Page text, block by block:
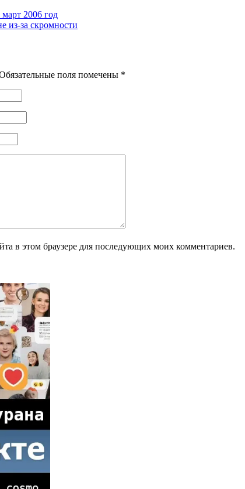
2006 год
из-за скромности
поля помечены *
в этом браузере для последующих моих комментариев.